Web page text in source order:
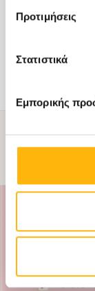
Προτιμήσεις
Στατιστικά
Εμπορικής
στα
σώζει
φροντίδα